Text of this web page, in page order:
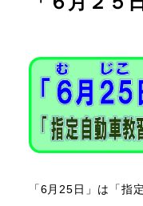
「6月25日」は「指